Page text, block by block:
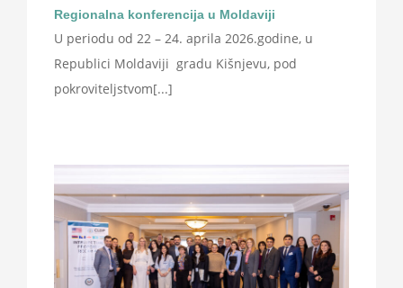
Regionalna konferencija u Moldaviji
U periodu od 22 – 24. aprila 2026.godine, u
Republici Moldaviji gradu Kišnjevu, pod
pokroviteljstvom[...]